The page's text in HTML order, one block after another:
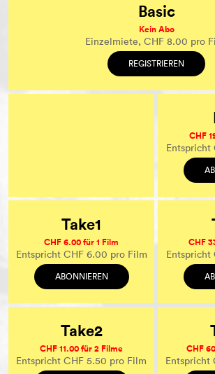
Basic
Kein Abo
Einzelmiete, CHF 8.00 pro
REGISTRIEREN
CHF
Entspricht
Take1
CHF 6.00 für 1 Film
Entspricht CHF 6.00 pro Film
ABONNIEREN
CHF
Entspricht
Take2
CHF 11.00 für 2 Filme
Entspricht CHF 5.50 pro Film
CHF
Entspricht